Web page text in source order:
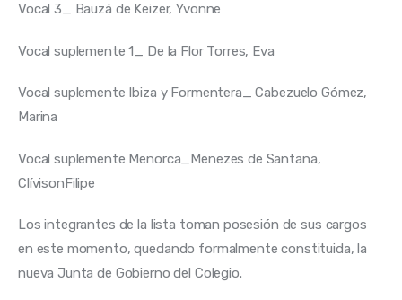
Vocal 3_ Bauzá de Keizer, Yvonne
Vocal suplemente 1_ De la Flor Torres, Eva
Vocal suplemente Ibiza y Formentera_ Cabezuelo Gómez,
Marina
Vocal suplemente Menorca_Menezes de Santana,
ClívisonFilipe
Los integrantes de la lista toman posesión de sus cargos
en este momento, quedando formalmente constituida, la
nueva Junta de Gobierno del Colegio.